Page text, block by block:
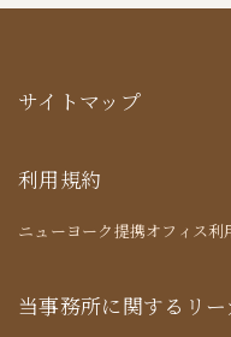
サイトマップ
利用規約
ニューヨーク提携オフィス利
当事務所に関するリ